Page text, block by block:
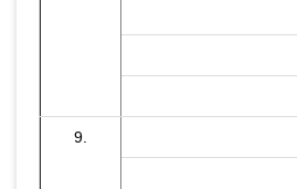
9.